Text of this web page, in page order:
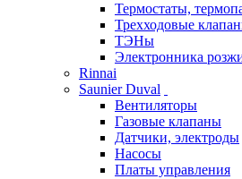
Термостаты,
Трехходовые
ТЭНы
Электронника
Rinnai
Saunier Duval
Вентиляторы
Газовые клапаны
Датчики, электроды
Насосы
Платы управления